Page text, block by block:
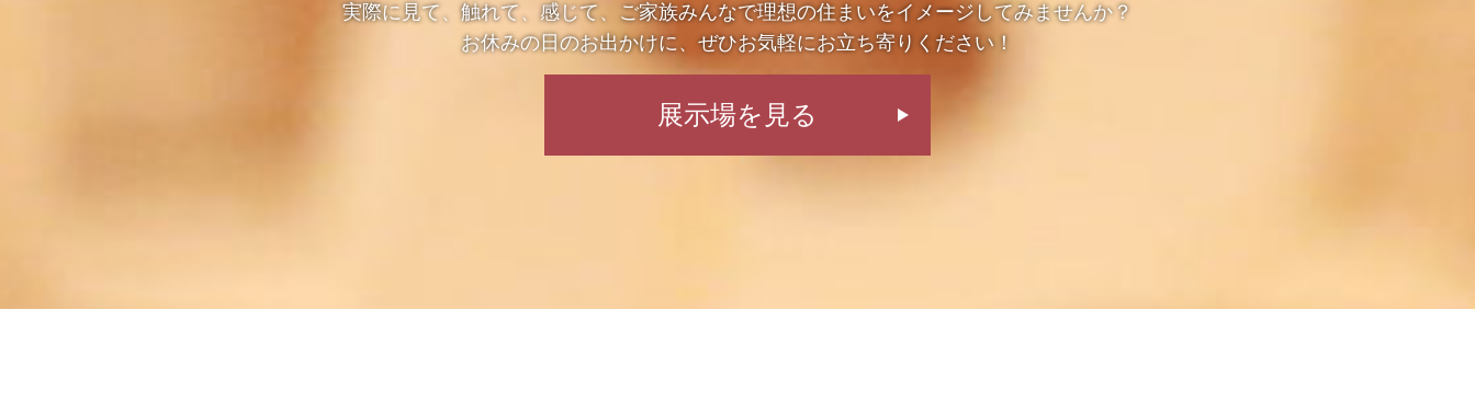
実際に見て、触れて、感じて、ご家族みんなで理想の住まいをイメージしてみませんか？
お休みの日のお出かけに、ぜひお気軽にお立ち寄りください！
展示場を見る